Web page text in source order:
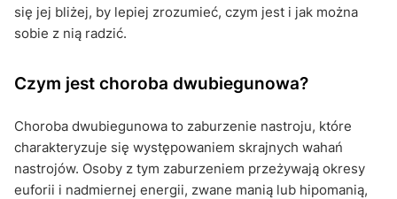
się jej bliżej, by lepiej zrozumieć, czym jest i jak można
sobie z nią radzić.
Czym jest choroba dwubiegunowa?
Choroba dwubiegunowa to zaburzenie nastroju, które
charakteryzuje się występowaniem skrajnych wahań
nastrojów. Osoby z tym zaburzeniem przeżywają okresy
euforii i nadmiernej energii, zwane manią lub hipomanią,